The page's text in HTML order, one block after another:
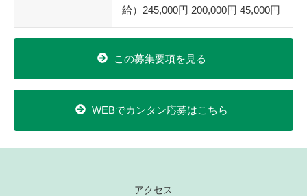
給）245,000円 200,000円 45,000円
この募集要項を見る
WEBでカンタン応募はこちら
アクセス